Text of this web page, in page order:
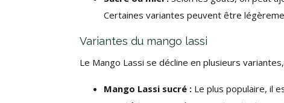
Certaines variantes peuvent être
Variantes du mango lassi
Le Mango Lassi se décline en plusieurs
Mango Lassi sucré : Le plus populaire, il